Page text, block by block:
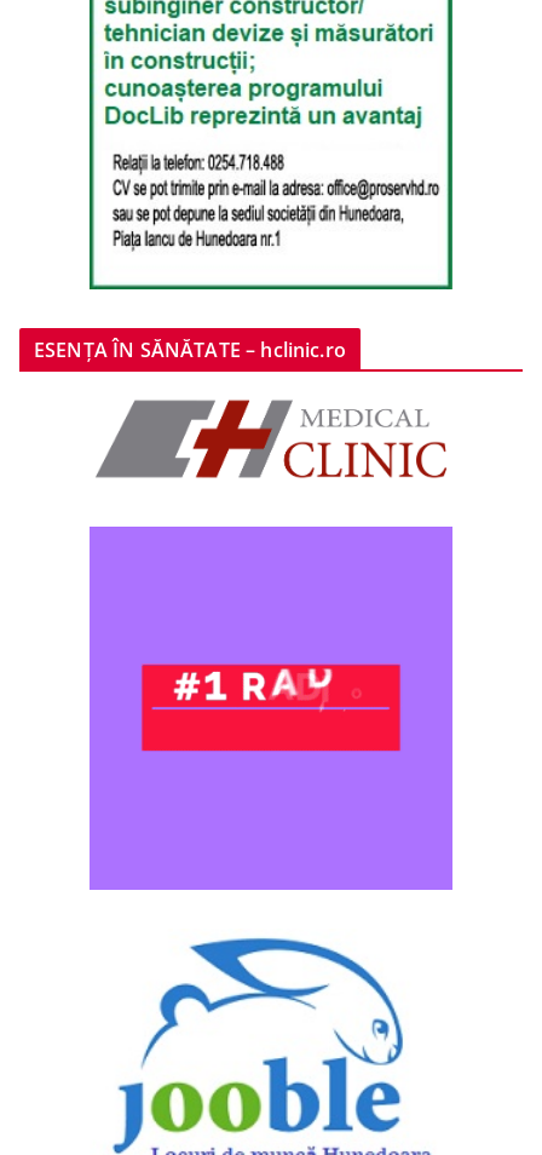
ESENȚA ÎN SĂNĂTATE – hclinic.ro